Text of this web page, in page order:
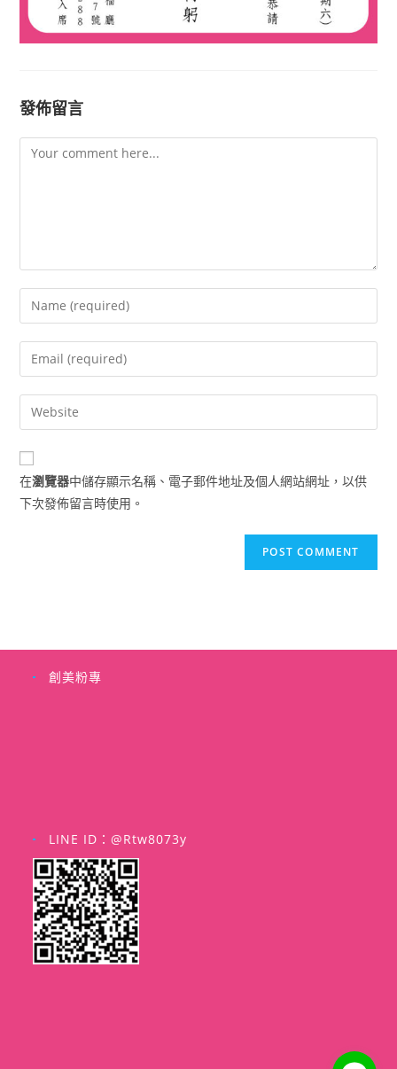
發佈留言
Comment
Enter
your
name
comment
Enter
your
email
address
comment
Enter
your
website
URL
(optional)
在瀏覽器中儲存顯示名稱、電子郵件地址及個人網站網址，以供
下次發佈留言時使用。
創美粉專
LINE ID：@rtw8073y